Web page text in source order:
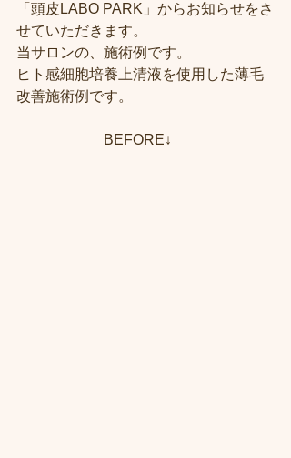
「頭皮LABO PARK」からお知らせをさ
せていただきます。
当サロンの、施術例です。
ヒト感細胞培養上清液を使用した薄毛
改善施術例です。
BEFORE↓